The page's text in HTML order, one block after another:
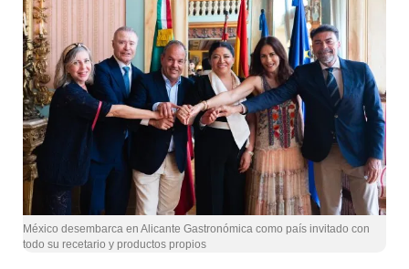
México desembarca en Alicante Gastronómica como país invitado con
todo su recetario y productos propios